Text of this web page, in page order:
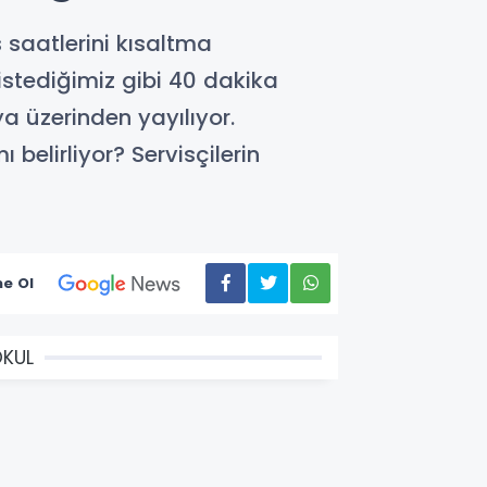
kısaltma
gibi 40 dakika
yayılıyor.
belirliyor? Servisçilerin
Ol